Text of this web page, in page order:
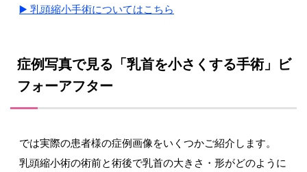
▶️ 乳頭縮小手術についてはこちら
症例写真で見る「乳首を小さくする手術」ビ
フォーアフター
では実際の患者様の症例画像をいくつかご紹介します。
乳頭縮小術の術前と術後で乳首の大きさ・形がどのように